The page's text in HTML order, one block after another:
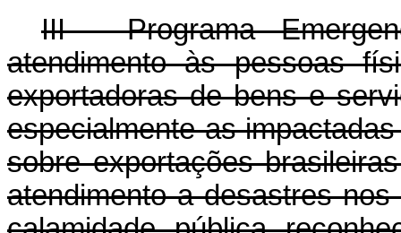
III - Programa
atendimento às pessoas
exportadoras de bens e
especialmente as
sobre exportações
atendimento a desastres